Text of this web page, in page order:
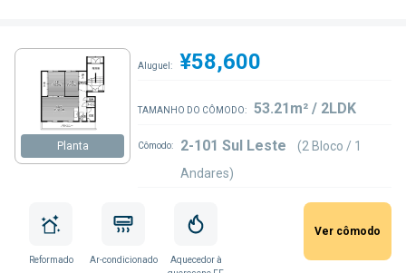
Planta
Aluguel: ¥58,600
TAMANHO DO CÔMODO: 53.21m² / 2LDK
Cômodo: 2-101 Sul Leste
(2 Bloco / 1
Andares)
Reformado Ar-condicionado
Aquecedor à
Ver cômodo